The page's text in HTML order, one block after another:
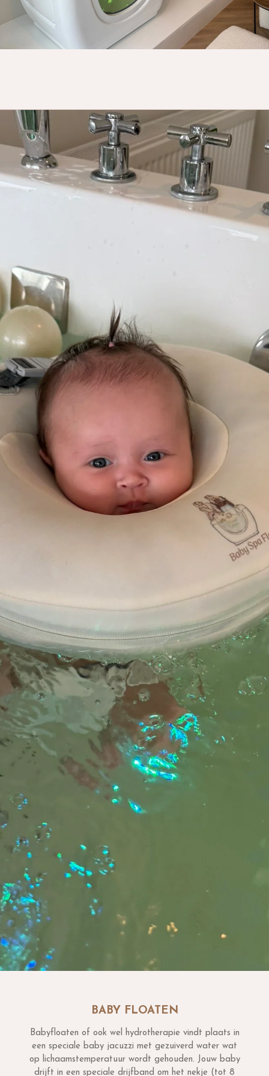
BABY FLOATEN
Babyfloaten of ook wel hydrotherapie vindt plaats in
een speciale baby jacuzzi met gezuiverd water wat
op lichaamstemperatuur wordt gehouden. Jouw baby
drijft in een speciale drijfband om het nekje (tot 8